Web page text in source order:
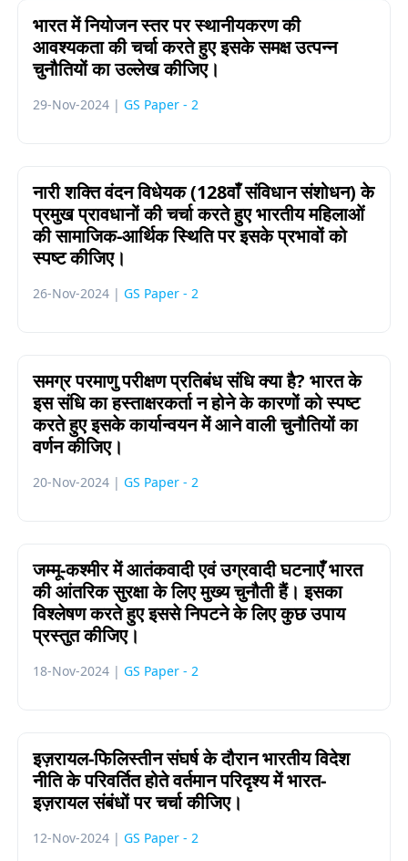
भारत में नियोजन स्तर पर स्थानीयकरण की
आवश्यकता की चर्चा करते हुए इसके समक्ष उत्पन्न
चुनौतियों का उल्लेख कीजिए।
29-Nov-2024 | GS Paper - 2
नारी शक्ति वंदन विधेयक (128वाँ संविधान संशोधन) के
प्रमुख प्रावधानों की चर्चा करते हुए भारतीय महिलाओं
की सामाजिक-आर्थिक स्थिति पर इसके प्रभावों को
स्पष्ट कीजिए।
26-Nov-2024 | GS Paper - 2
समग्र परमाणु परीक्षण प्रतिबंध संधि क्या है? भारत के
इस संधि का हस्ताक्षरकर्ता न होने के कारणों को स्पष्ट
करते हुए इसके कार्यान्वयन में आने वाली चुनौतियों का
वर्णन कीजिए।
20-Nov-2024 | GS Paper - 2
जम्मू-कश्मीर में आतंकवादी एवं उग्रवादी घटनाएँ भारत
की आंतरिक सुरक्षा के लिए मुख्य चुनौती हैं। इसका
विश्लेषण करते हुए इससे निपटने के लिए कुछ उपाय
प्रस्तुत कीजिए।
18-Nov-2024 | GS Paper - 2
इज़रायल-फिलिस्तीन संघर्ष के दौरान भारतीय विदेश
नीति के परिवर्तित होते वर्तमान परिदृश्य में भारत-
इज़रायल संबंधों पर चर्चा कीजिए।
12-Nov-2024 | GS Paper - 2